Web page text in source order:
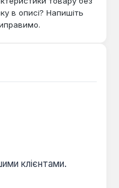
створювати
в описі? Напишіть
клієнтами.